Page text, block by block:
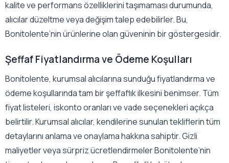
kalite ve performans özelliklerini taşımaması durumunda,
alıcılar düzeltme veya değişim talep edebilirler. Bu,
Bonitolente’nin ürünlerine olan güveninin bir göstergesidir.
Şeffaf Fiyatlandırma ve Ödeme Koşulları
Bonitolente, kurumsal alıcılarına sunduğu fiyatlandırma ve
ödeme koşullarında tam bir şeffaflık ilkesini benimser. Tüm
fiyat listeleri, iskonto oranları ve vade seçenekleri açıkça
belirtilir. Kurumsal alıcılar, kendilerine sunulan tekliflerin tüm
detaylarını anlama ve onaylama hakkına sahiptir. Gizli
maliyetler veya sürpriz ücretlendirmeler Bonitolente’nin